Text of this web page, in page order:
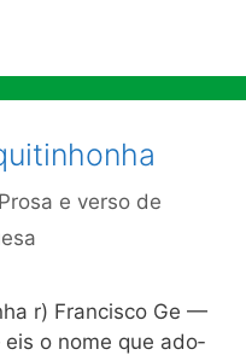
e verso de
r) Francisco Ge —
o nome que ado­